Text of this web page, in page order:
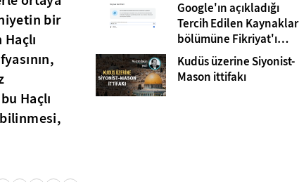
bir
Haçlı
bilinmesi,
Google'ın açıkladığı
Tercih Edilen Kaynaklar
bölümüne Fikriyat'ı
eklemeyi unutmayın!
Kudüs üzerine Siyonist-
Mason ittifakı